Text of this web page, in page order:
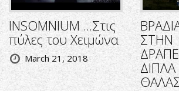
INSOMNIUM ...Στις
πύλες του Χειμώνα
March 21, 2018
ΣΤΗΝ